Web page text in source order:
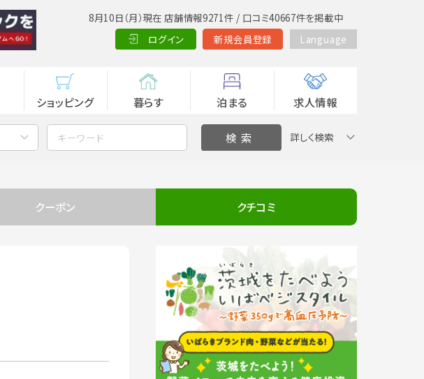
8月10日（月）現在 店舗情報9271件 / 口コミ40667件を掲載中
ログイン
新規会員登録 Language
ショッピング 暮らす 泊まる 求人情報
詳しく検索
クーポン クチコミ